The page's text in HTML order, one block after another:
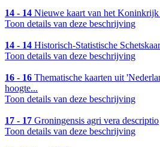
14 - 14 Nieuwe kaart van het Koninkrijk
Toon details van deze beschrijving
14 - 14 Historisch-Statistische
Toon details van deze beschrijving
16 - 16 Thematische kaarten uit
hoogte...
Toon details van deze beschrijving
17 - 17 Groningensis agri vera descriptio
Toon details van deze beschrijving